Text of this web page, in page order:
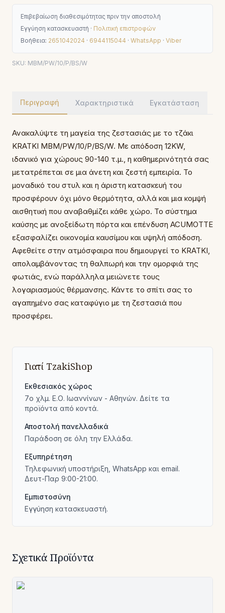
Επιβεβαίωση διαθεσιμότητας πριν την αποστολή
Εγγύηση κατασκευαστή · Πολιτική επιστροφών
Βοήθεια: 2651042024 · 6944115044 · WhatsApp · Viber
SKU: MBM/PW/10/P/BS/W
Περιγραφή Χαρακτηριστικά Εγκατάσταση
Ανακαλύψτε τη μαγεία της ζεστασιάς με το τζάκι
KRATKI MBM/PW/10/P/BS/W. Με απόδοση 12KW,
ιδανικό για χώρους 90-140 τ.μ., η καθημερινότητά σας
μετατρέπεται σε μια άνετη και ζεστή εμπειρία. Το
μοναδικό του στυλ και η άριστη κατασκευή του
προσφέρουν όχι μόνο θερμότητα, αλλά και μια κομψή
αισθητική που αναβαθμίζει κάθε χώρο. Το σύστημα
καύσης με ανοξείδωτη πόρτα και επένδυση ACUMOTTE
εξασφαλίζει οικονομία καυσίμου και υψηλή απόδοση.
Αφεθείτε στην ατμόσφαιρα που δημιουργεί το KRATKI,
απολαμβάνοντας τη θαλπωρή και την ομορφιά της
φωτιάς, ενώ παράλληλα μειώνετε τους
λογαριασμούς θέρμανσης. Κάντε το σπίτι σας το
αγαπημένο σας καταφύγιο με τη ζεστασιά που
προσφέρει.
Γιατί TzakiShop
Εκθεσιακός χώρος
7ο χλμ. Ε.Ο. Ιωαννίνων - Αθηνών. Δείτε τα
προϊόντα από κοντά.
Αποστολή πανελλαδικά
Παράδοση σε όλη την Ελλάδα.
Εξυπηρέτηση
Τηλεφωνική υποστήριξη, WhatsApp και email.
Δευτ-Παρ 9:00-21:00.
Εμπιστοσύνη
Εγγύηση κατασκευαστή.
Σχετικά Προϊόντα